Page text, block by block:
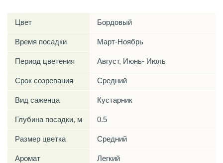
Цвет Бордовый
Время посадки Март-Ноябрь
Период цветения Август, Июнь- Июль
Срок созревания Средний
Вид саженца Кустарник
Глубина посадки, м 0.5
Размер цветка Средний
Аромат Легкий